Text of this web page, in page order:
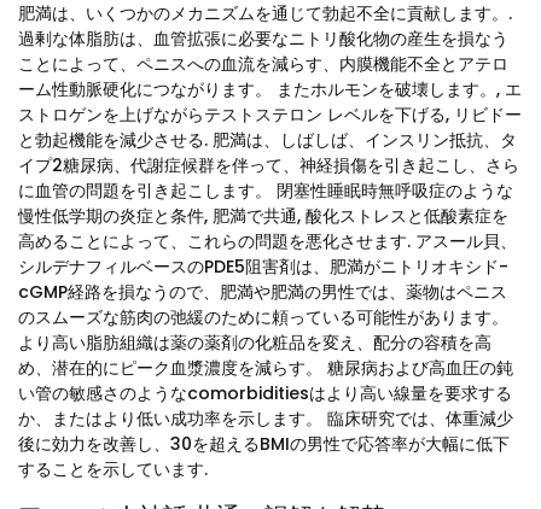
肥満は、いくつかのメカニズムを通じて勃起不全に貢献します。.
過剰な体脂肪は、血管拡張に必要なニトリ酸化物の産生を損なう
ことによって、ペニスへの血流を減らす、内膜機能不全とアテロ
ーム性動脈硬化につながります。 またホルモンを破壊します。, エ
ストロゲンを上げながらテストステロン レベルを下げる, リビドー
と勃起機能を減少させる. 肥満は、しばしば、インスリン抵抗、タ
イプ2糖尿病、代謝症候群を伴って、神経損傷を引き起こし、さら
に血管の問題を引き起こします。 閉塞性睡眠時無呼吸症のような
慢性低学期の炎症と条件, 肥満で共通, 酸化ストレスと低酸素症を
高めることによって、これらの問題を悪化させます. アスール貝、
シルデナフィルベースのPDE5阻害剤は、肥満がニトリオキシド-
cGMP経路を損なうので、肥満や肥満の男性では、薬物はペニス
のスムーズな筋肉の弛緩のために頼っている可能性があります。
より高い脂肪組織は薬の薬剤の化粧品を変え、配分の容積を高
め、潜在的にピーク血漿濃度を減らす。 糖尿病および高血圧の鈍
い管の敏感さのようなcomorbiditiesはより高い線量を要求する
か、またはより低い成功率を示します。 臨床研究では、体重減少
後に効力を改善し、30を超えるBMIの男性で応答率が大幅に低下
することを示しています.